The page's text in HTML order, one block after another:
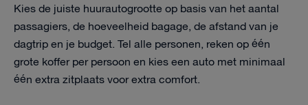
Kies de juiste huurautogrootte op basis van het aantal
passagiers, de hoeveelheid bagage, de afstand van je
dagtrip en je budget. Tel alle personen, reken op één
grote koffer per persoon en kies een auto met minimaal
één extra zitplaats voor extra comfort.